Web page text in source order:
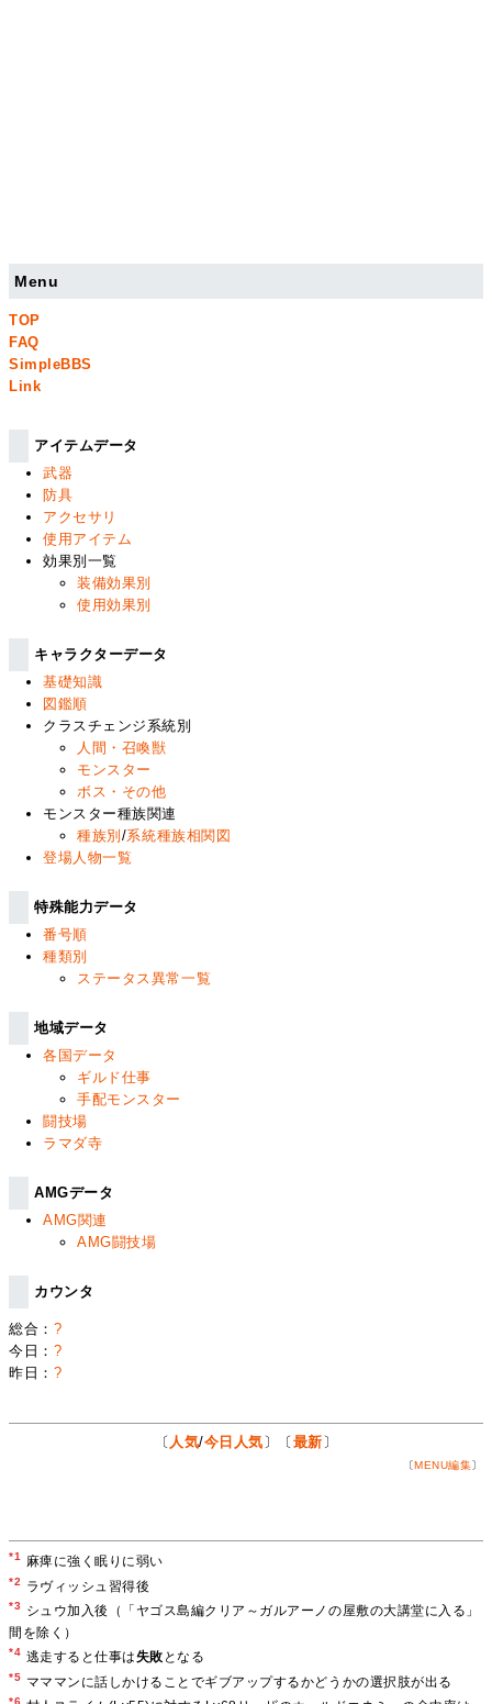
Menu
TOP
FAQ
SimpleBBS
Link
アイテムデータ
武器
防具
アクセサリ
使用アイテム
効果別一覧
装備効果別
使用効果別
キャラクターデータ
基礎知識
図鑑順
クラスチェンジ系統別
人間・召喚獣
モンスター
ボス・その他
モンスター種族関連
種族別/系統種族相関図
登場人物一覧
特殊能力データ
番号順
種類別
ステータス異常一覧
地域データ
各国データ
ギルド仕事
手配モンスター
闘技場
ラマダ寺
AMGデータ
AMG関連
AMG闘技場
カウンタ
総合： ?
今日： ?
昨日： ?
〔 人気/今日人気 〕〔 最新 〕
〔MENU編集〕
*1 麻痺に強く眠りに弱い
*2 ラヴィッシュ習得後
*3 シュウ加入後（「ヤゴス島編クリア～ガルアーノの屋敷の大講堂に入る」
間を除く）
*4 逃走すると仕事は失敗 となる
*5 マママンに話しかけることでギブアップするかどうかの選択肢が出る
*6